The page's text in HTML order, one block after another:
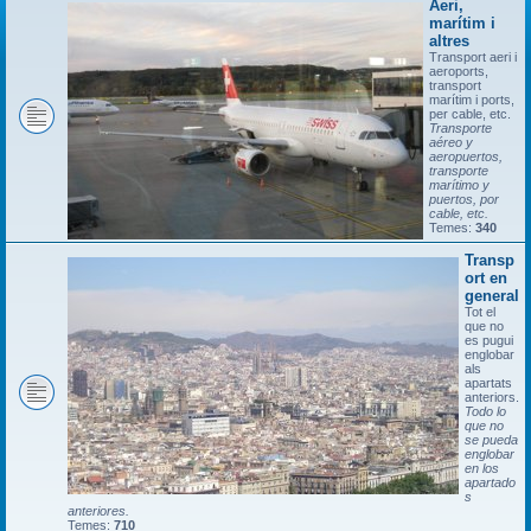
Aeri,
marítim i
altres
Transport aeri i
aeroports,
transport
marítim i ports,
per cable, etc.
Transporte
aéreo y
aeropuertos,
transporte
marítimo y
puertos, por
cable, etc.
Temes: 340
Transp
ort en
general
Tot el
que no
es pugui
englobar
als
apartats
anteriors.
Todo lo
que no
se pueda
englobar
en los
apartado
s
anteriores.
Temes: 710